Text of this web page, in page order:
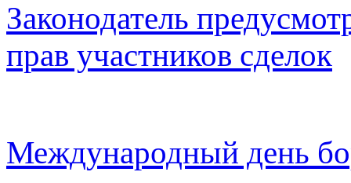
Законодатель
прав участников сделок
Международный день